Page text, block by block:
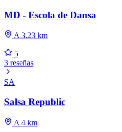
MD - Escola de Dansa
A 3.23 km
5
3 reseñas
SA
Salsa Republic
A 4 km